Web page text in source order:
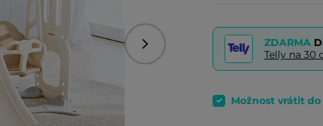
Následující ZDARMA
Telly na 30
Možnost vrátit